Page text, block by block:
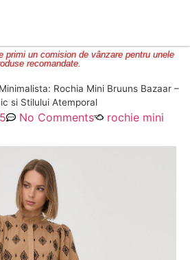
primi un comision de vânzare pentru unele
recomandate.
Rochia Mini Bruuns Bazaar –
si Stilului Atemporal
No Comments rochie mini